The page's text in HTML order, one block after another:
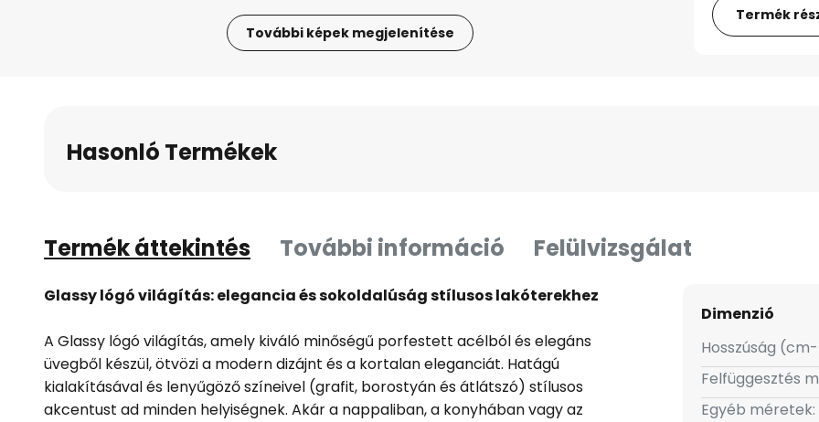
További képek megjelenítése
Termék
Hasonló Termékek
Termék áttekintés További információ Felülvizsgálat
Glassy lógó világítás: elegancia és sokoldalúság stílusos lakóterekhez
A Glassy lógó világítás, amely kiváló minőségű porfestett acélból és elegáns
üvegből készül, ötvözi a modern dizájnt és a kortalan eleganciát. Hatágú
kialakításával és lenyűgöző színeivel (grafit, borostyán és átlátszó) stílusos
akcentust ad minden helyiségnek. Akár a nappaliban, a konyhában vagy az
Dimenzió
Hosszúság
Felfüggesztés
Egyéb méretek: